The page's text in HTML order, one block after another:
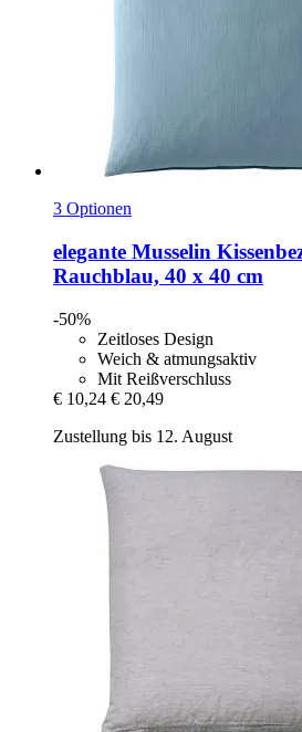
3 Optionen
elegante Musselin
Rauchblau, 40 x 40 cm
-50%
Zeitloses Design
Weich & atmungsaktiv
Mit Reißverschluss
€ 10,24 € 20,49
Zustellung bis 12. August